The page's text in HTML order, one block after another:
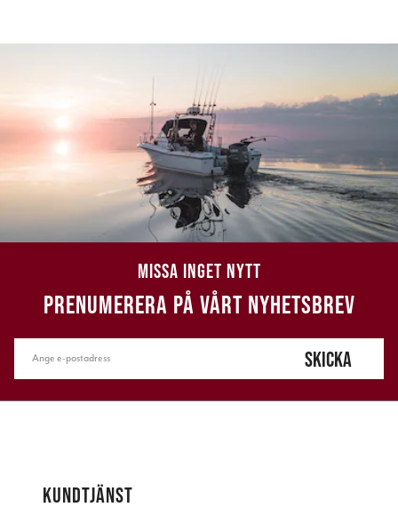
MISSA INGET NYTT
PRENUMERERA PÅ VÅRT NYHETSBREV
SKICKA
KUNDTJÄNST